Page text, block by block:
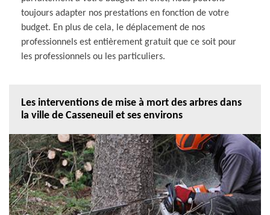
toujours adapter nos prestations en fonction de votre
budget. En plus de cela, le déplacement de nos
professionnels est entièrement gratuit que ce soit pour
les professionnels ou les particuliers.
Les interventions de mise à mort des arbres dans
la ville de Casseneuil et ses environs